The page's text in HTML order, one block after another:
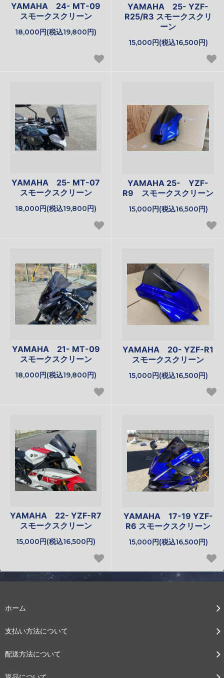
YAMAHA 24- MT-09
スモークスクリーン
18,000円(税込19,800円)
YAMAHA 25- YZF-
R25/R3 スモークスクリ
ーン
15,000円(税込16,500円)
YAMAHA 25- MT-07
スモークスクリーン
18,000円(税込19,800円)
YAMAHA 25- YZF-
R9 スモークスクリーン
15,000円(税込16,500円)
YAMAHA 21- MT-09
スモークスクリーン
18,000円(税込19,800円)
YAMAHA 20- YZF-R1
スモークスクリーン
15,000円(税込16,500円)
YAMAHA 22- YZF-R7
スモークスクリーン
15,000円(税込16,500円)
YAMAHA 17-19 YZF-
R6 スモークスクリーン
15,000円(税込16,500円)
ホーム
支払い方法について
配送方法について